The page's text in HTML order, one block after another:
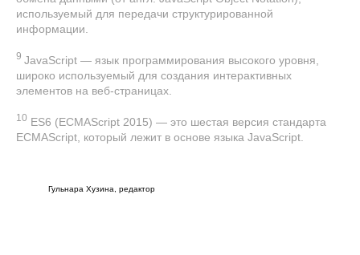
используемый для передачи структурированной
информации.
9 JavaScript — язык программирования высокого уровня,
широко используемый для создания интерактивных
элементов на веб-страницах.
10 ES6 (ECMAScript 2015) — это шестая версия стандарта
ECMAScript, который лежит в основе языка JavaScript.
Гульнара Хузина, редактор